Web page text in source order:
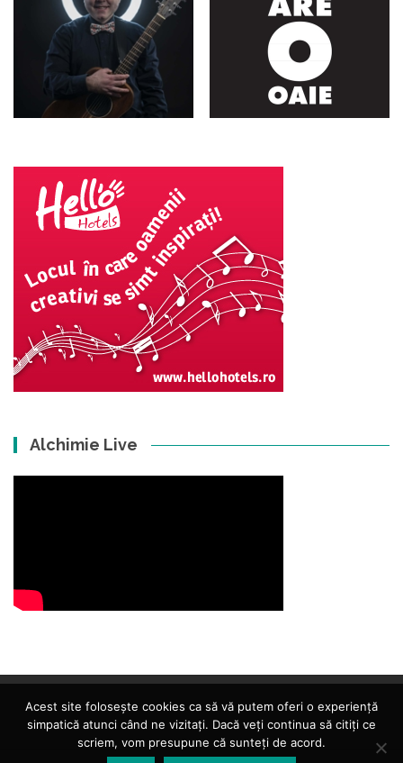
Alchimie Live
Acest site folosește cookies ca să vă putem oferi o experiență
simpatică atunci când ne vizitați. Dacă veți continua să citiți ce
scriem, vom presupune că sunteți de acord.